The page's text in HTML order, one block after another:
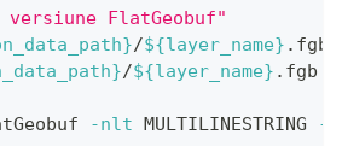
versiune FlatGeobuf"
/${layer_name} .fgb
/${layer_name} .fgb
-nlt MULTILINESTRING -